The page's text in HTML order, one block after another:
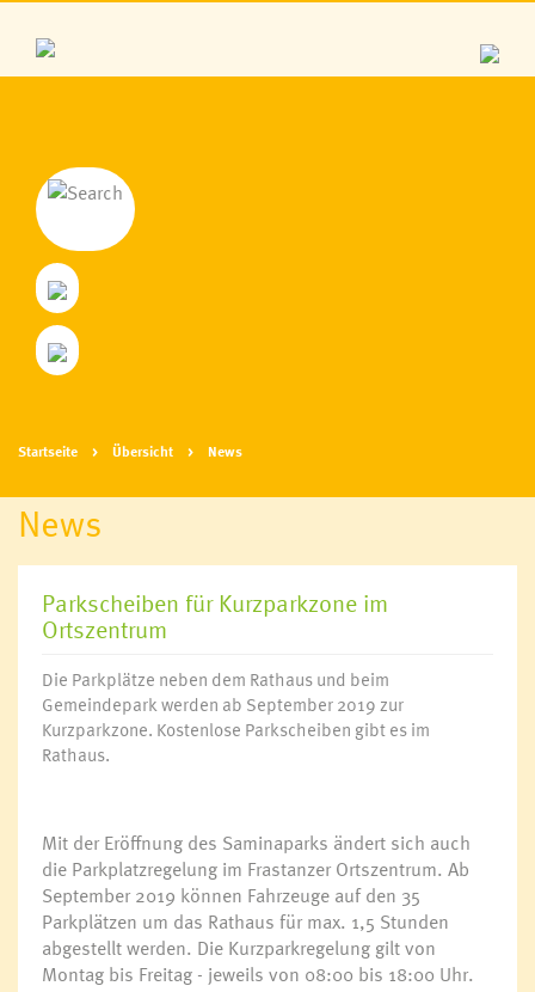
Startseite Übersicht News
News
Parkscheiben für Kurzparkzone im
Ortszentrum
Die Parkplätze neben dem Rathaus und beim
Gemeindepark werden ab September 2019 zur
Kurzparkzone. Kostenlose Parkscheiben gibt es im
Rathaus.
Mit der Eröffnung des Saminaparks ändert sich auch
die Parkplatzregelung im Frastanzer Ortszentrum. Ab
September 2019 können Fahrzeuge auf den 35
Parkplätzen um das Rathaus für max. 1,5 Stunden
abgestellt werden. Die Kurzparkregelung gilt von
Montag bis Freitag - jeweils von 08:00 bis 18:00 Uhr.